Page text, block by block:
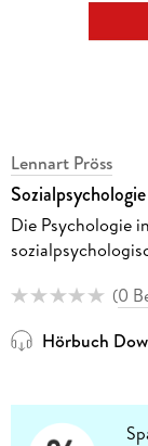
Lennart Pröss
Die Psychologie
(0
Hörbuch